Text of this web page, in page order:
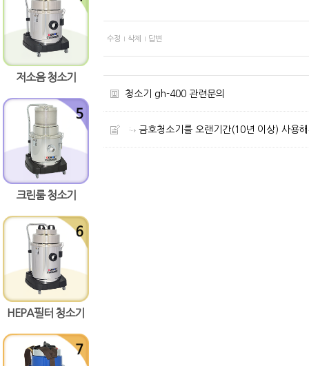
저소음 청소기
크린룸 청소기
HEPA필터 청소기
수정 삭제 답변
청소기 gh-400 관련문의
금호청소기를 오랜기간(10년 이상) 사용